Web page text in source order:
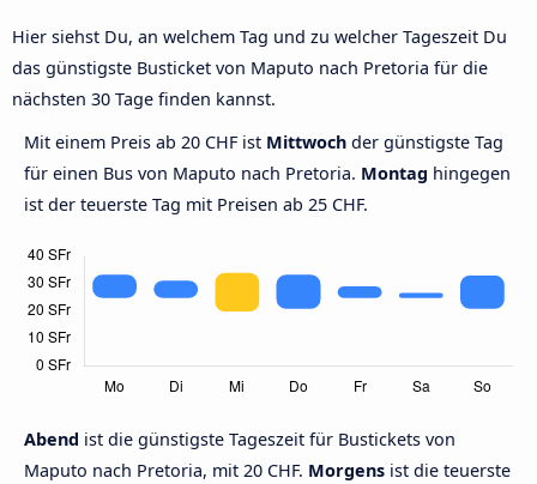
Hier siehst Du, an welchem Tag und zu welcher Tageszeit Du
das günstigste Busticket von Maputo nach Pretoria für die
nächsten 30 Tage finden kannst.
Mit einem Preis ab 20 CHF ist Mittwoch der günstigste Tag
für einen Bus von Maputo nach Pretoria. Montag hingegen
ist der teuerste Tag mit Preisen ab 25 CHF.
Abend ist die günstigste Tageszeit für Bustickets von
Maputo nach Pretoria, mit 20 CHF. Morgens ist die teuerste